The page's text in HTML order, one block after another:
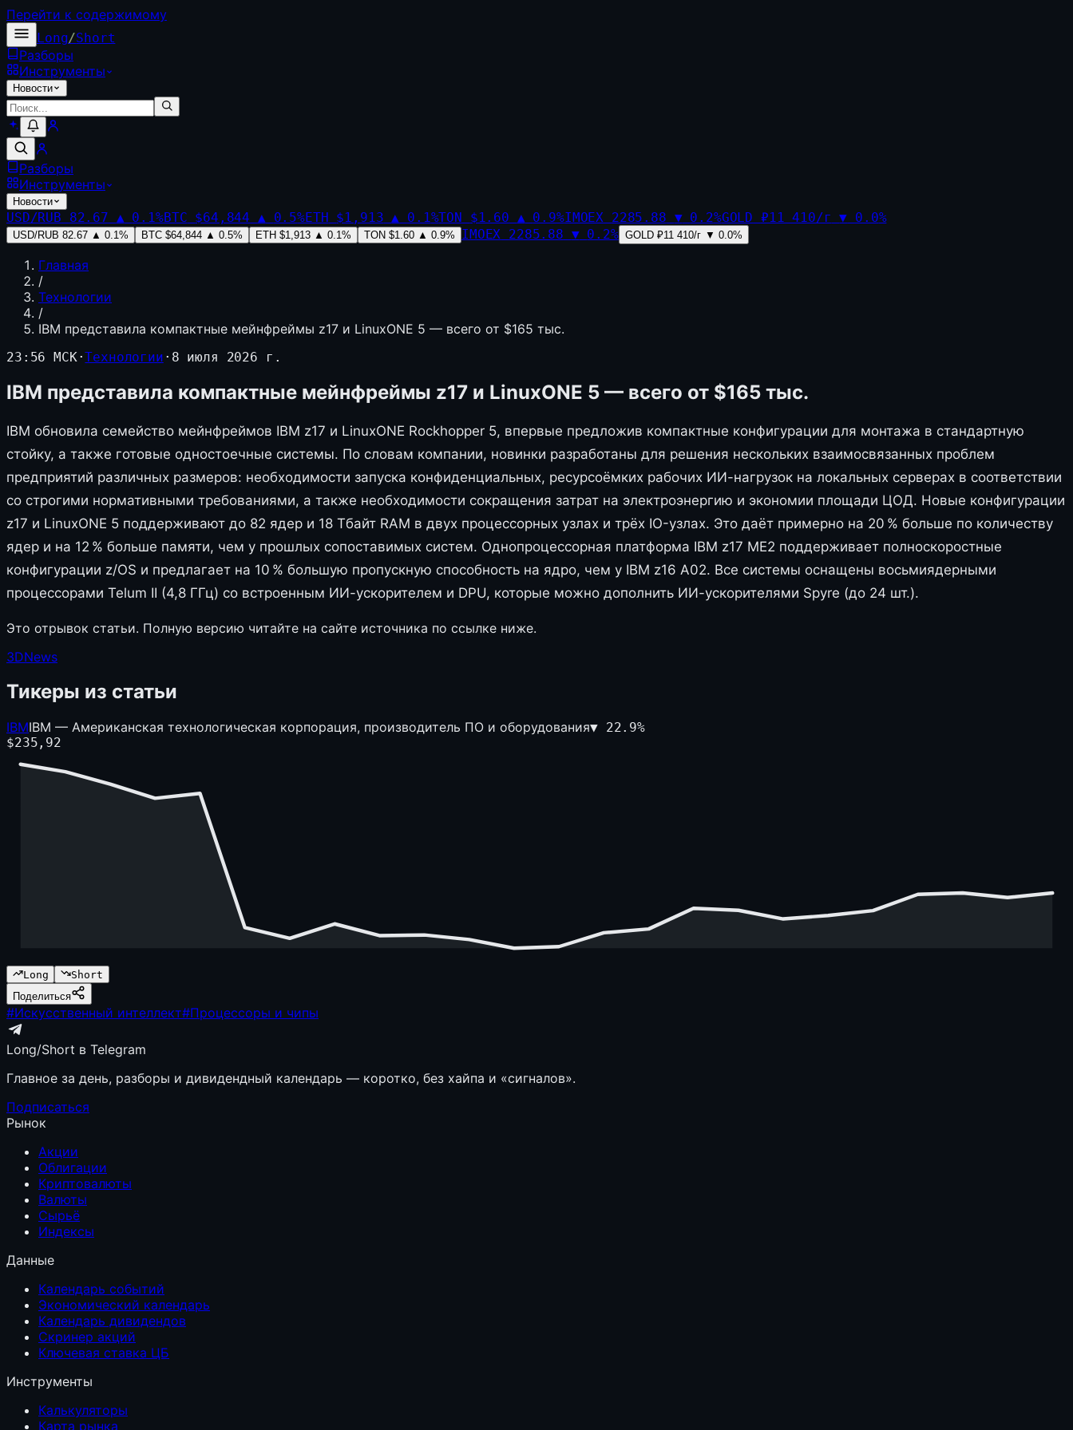
Перейти к содержимому
Long/Short
Разборы
Инструменты
Новости
Разборы
Инструменты
Новости
USD/RUB 82.67 ▲ 0.1%BTC $64,844 ▲ 0.5%ETH $1,913 ▲ 0.1%TON $1.60 ▲ 0.9%IMOEX 2285.88 ▼ 0.2%GOLD ₽11 410/г ▼ 0.0%
USD/RUB 82.67 ▲ 0.1% BTC $64,844 ▲ 0.5% ETH $1,913 ▲ 0.1% TON $1.60 ▲ 0.9% IMOEX 2285.88 ▼ 0.2% GOLD ₽11 410/г ▼ 0.0%
Главная
/
Технологии
/
IBM представила компактные мейнфреймы z17 и LinuxONE 5 — всего от $165 тыс.
23:56 МСК·Технологии · 8 июля 2026 г.
IBM представила компактные мейнфреймы z17 и LinuxONE 5 — всего от $165 тыс.
IBM обновила семейство мейнфреймов IBM z17 и LinuxONE Rockhopper 5, впервые предложив компактные конфигурации для монтажа в стандартную
стойку, а также готовые одностоечные системы. По словам компании, новинки разработаны для решения нескольких взаимосвязанных проблем
предприятий различных размеров: необходимости запуска конфиденциальных, ресурсоёмких рабочих ИИ-нагрузок на локальных серверах в соответствии
со строгими нормативными требованиями, а также необходимости сокращения затрат на электроэнергию и экономии площади ЦОД. Новые конфигурации
z17 и LinuxONE 5 поддерживают до 82 ядер и 18 Тбайт RAM в двух процессорных узлах и трёх IO-узлах. Это даёт примерно на 20 % больше по количеству
ядер и на 12 % больше памяти, чем у прошлых сопоставимых систем. Однопроцессорная платформа IBM z17 ME2 поддерживает полноскоростные
конфигурации z/OS и предлагает на 10 % большую пропускную способность на ядро, чем у IBM z16 A02. Все системы оснащены восьмиядерными
процессорами Telum II (4,8 ГГц) со встроенным ИИ-ускорителем и DPU, которые можно дополнить ИИ-ускорителями Spyre (до 24 шт.).
Это отрывок статьи. Полную версию читайте на сайте источника по ссылке ниже.
3DNews
Тикеры из статьи
IBMIBM — Американская технологическая корпорация, производитель ПО и оборудования▼ 22.9%
$235,92
Long
Short
Поделиться
#Искусственный интеллект#Процессоры и чипы
Long/Short в Telegram
Главное за день, разборы и дивидендный календарь — коротко, без хайпа и «сигналов».
Подписаться
Рынок
Акции
Облигации
Криптовалюты
Валюты
Сырьё
Индексы
Данные
Календарь событий
Экономический календарь
Календарь дивидендов
Скринер акций
Ключевая ставка ЦБ
Инструменты
Калькуляторы
Карта рынка